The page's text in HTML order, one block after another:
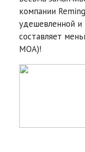
компании
удешевленной
составляет
MOA)!